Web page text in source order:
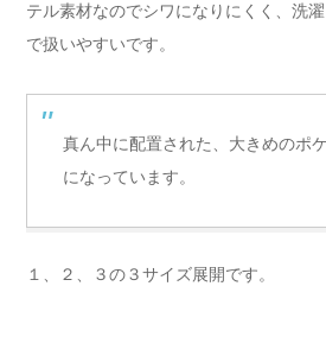
テル素材なのでシワになりにくく、洗
で扱いやすいです。
真ん中に配置された、大きめのポ
になっています。
１、２、３の３サイズ展開です。